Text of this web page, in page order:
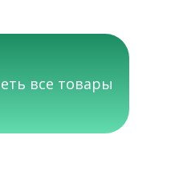
все товары